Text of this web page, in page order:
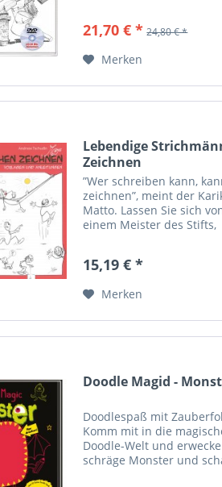
21,70 € * 24,80 € *
Merken
Lebendige
Zeichnen
”Wer schreiben kann,
zeichnen”, meint der
Matto. Lassen Sie sich
einem Meister des Stifts,
Sie auf dieser
15,19 € *
Merken
Doodle Magid -
Doodlespaß mit
Komm mit in die
Doodle-Welt und erwecke
schräge Monster und